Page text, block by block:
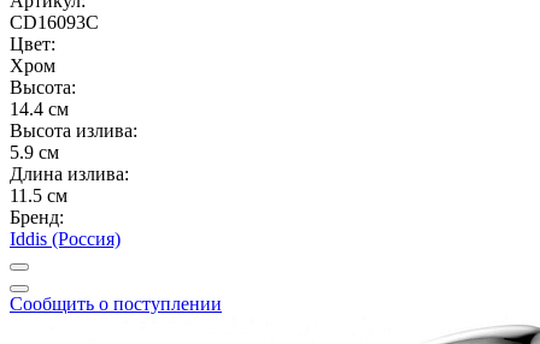
CD16093C
Цвет:
Хром
Высота:
14.4 см
Высота излива:
5.9 см
Длина излива:
11.5 см
Бренд:
Iddis (Россия)
Сообщить о поступлении